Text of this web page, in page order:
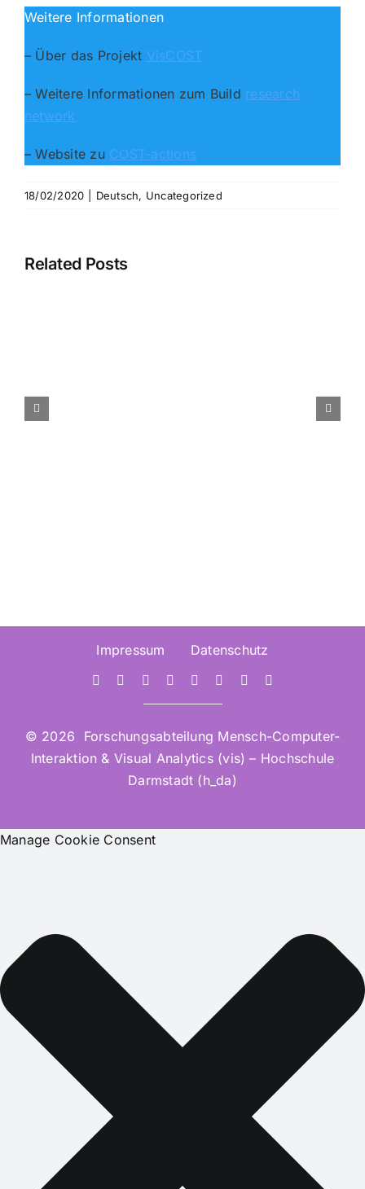
Weitere Informationen
– Über das Projekt VisCOST
– Weitere Informationen zum Build research
network
– Website zu COST-actions
18/02/2020 Deutsch, Uncategorized
Related Posts
Conference Information
Visualisation (IV2026) –
Impressum Datenschutz
© 2026 Forschungsabteilung Mensch-Computer-
Interaktion & Visual Analytics (vis) – Hochschule
Darmstadt (h_da)
Manage Cookie Consent